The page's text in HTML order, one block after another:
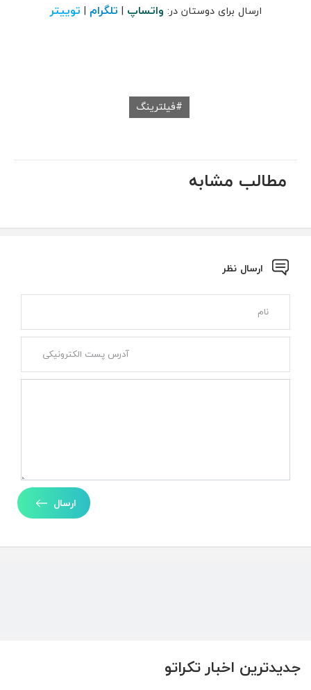
جدیدترین اخبار تکراتو
ارسال برای دوستان در: واتساپ | تلگرام | توییتر
فیلترینگ
مطالب مشابه
ارسال نظر
ارسال